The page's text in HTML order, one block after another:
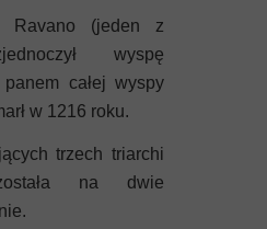
Ravano (jeden z
wyspę
całej wyspy
w 1216 roku.
trzech triarchi
na dwie